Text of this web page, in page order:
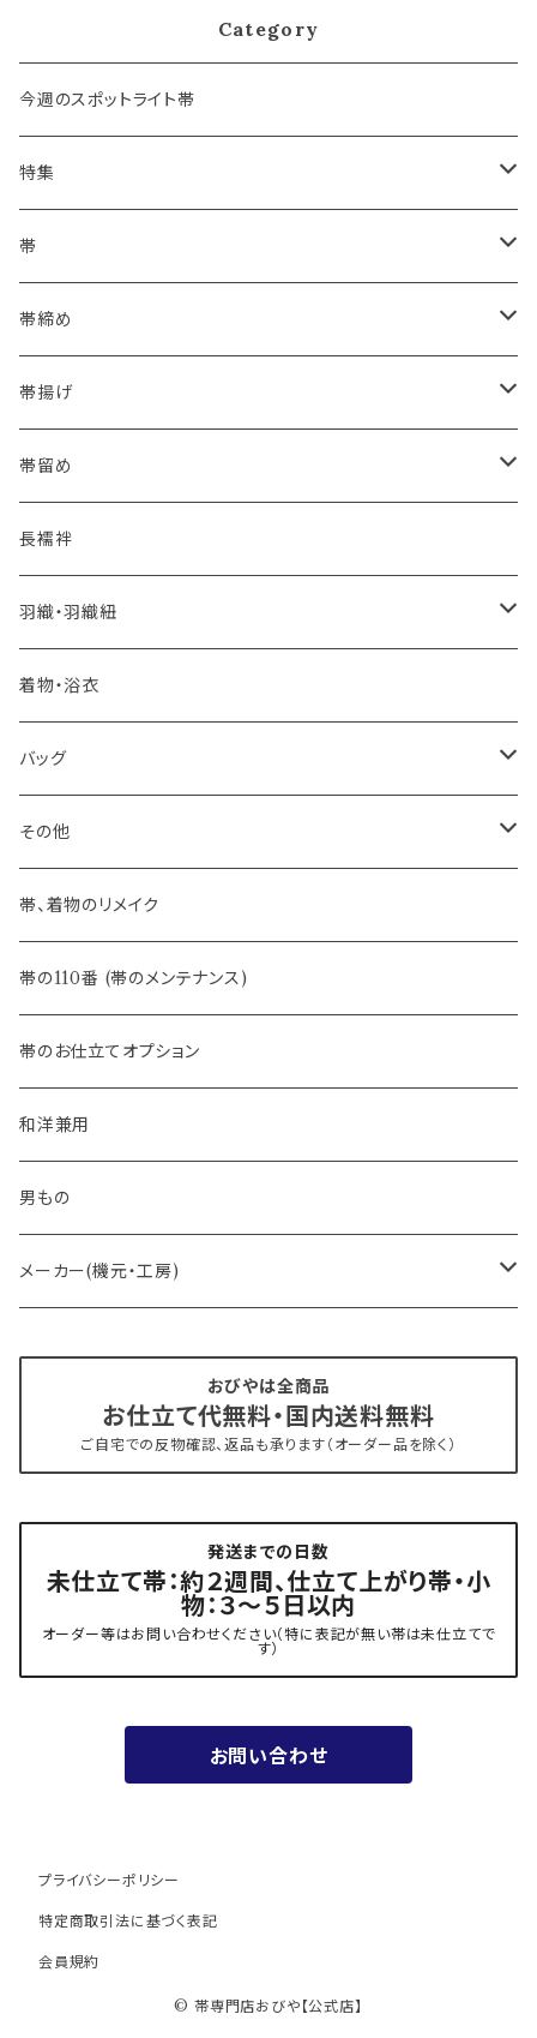
Category
今週のスポットライト帯
特集
浴衣にも！夏の帯揚げ
海のいろ ～sea-green～
格ある夏の名古屋帯（都の絽綴れ）
おとなの浴衣(有松 鳴海絞り)
自宅で洗える！本麻長襦袢
憧れの高級カジュアル帯
河合美術織物 訪問着に合わせる袋帯
訪問着に合わせるフォーマル帯
３万円台♪高見え袋帯・名古屋帯
帯
- 博多帯
夏・単衣用(夏帯)
- 西陣織
夏・単衣用(夏帯)
- 紬帯・自然布
- 琉球帯
- 染め帯
- 袋帯・洒落袋帯
- 名古屋帯
八寸名古屋帯 (松葉仕立て)
- オールシーズン帯
- 夏帯
- 半幅帯
- 大人兵児帯
- おびやオリジナル・別注
- オーダー帯
- 京袋帯・開き仕立て
- 新古帯、中古・リサイクル帯 (メンテナンス済み)
夏用
- 振袖の帯・ママ振り・振袖用袋帯
帯締め
- おびやオリジナル
- 細平唐組 (7mmスリム帯締め)
- 田中節子
帯揚げ
- おびやオリジナル
- 京都 三浦清商店
- 大津工房 荒尾ちどり
帯留め
-おびやオリジナル
長襦袢
羽織・羽織紐
-おびやオリジナル
着物・浴衣
バッグ
-おびやオリジナル
その他
-おびやオリジナル
-フィカレ
帯、着物のリメイク
帯の110番 (帯のメンテナンス)
帯のお仕立てオプション
和洋兼用
男もの
メーカー(機元・工房)
博多織 西村織物
『marumasa.fab』丸正織物
おびやは全商品
お仕立て代無料・国内送料無料
ご自宅での反物確認、返品も承ります（オーダー品を除く）
発送までの日数
未仕立て帯：約２週間、仕立て上がり帯・小
物：３～５日以内
オーダー等はお問い合わせください（特に表記が無い帯は未仕立てで
す）
お問い合わせ
プライバシーポリシー
特定商取引法に基づく表記
会員規約
© 帯専門店おびや【公式店】